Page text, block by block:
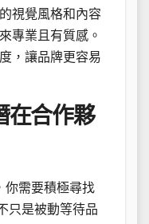
視覺風格和內容
專業且有質感。
，讓品牌更容易
在合作夥
你需要積極尋找
只是被動等待品